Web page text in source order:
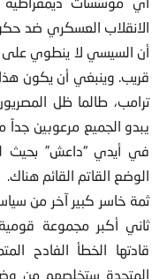
الانقلاب العسكري ضد
أن السيسي لا ينطوي
قريب. وينبغي أن يكون هذا
ترامب، طالما ظل
يبدو الجميع مرعوبين
في أيدي “داعش” بحيث
الوضع القاتم القائم هناك.
ثمة خاسر كبير آخر من
ثاني أكبر مجموعة
قادتها الخطأ الفادح